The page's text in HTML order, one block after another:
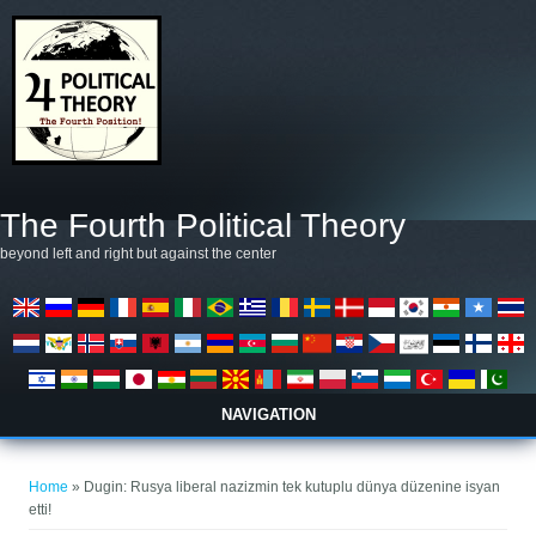
The Fourth Political Theory
beyond left and right but against the center
NAVIGATION
Home » Dugin: Rusya liberal nazizmin tek kutuplu dünya düzenine isyan
etti!